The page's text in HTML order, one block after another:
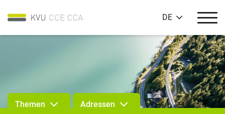
DE
Themen Adressen